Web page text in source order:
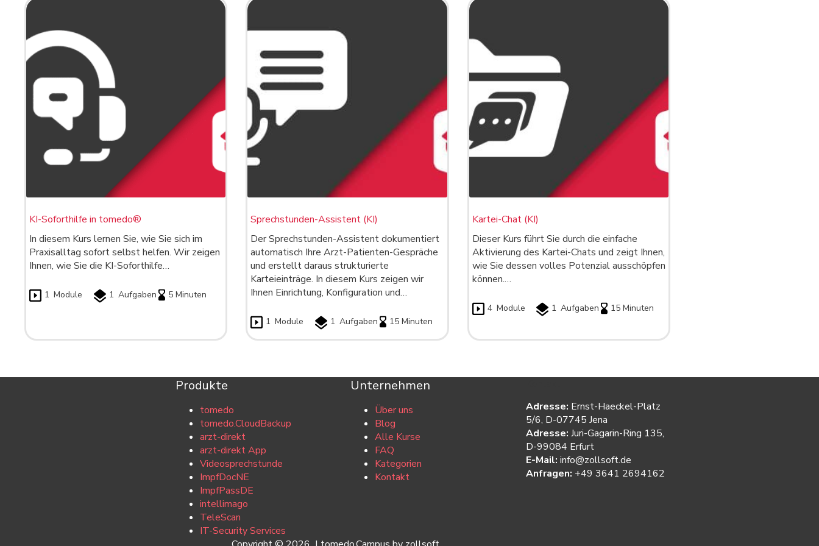
KI-Soforthilfe in tomedo®
In diesem Kurs lernen Sie, wie Sie sich im
Praxisalltag sofort selbst helfen. Wir zeigen
Ihnen, wie Sie die KI-Soforthilfe…
1 Module 1 Aufgaben 5 Minuten
Sprechstunden-Assistent (KI)
Der Sprechstunden-Assistent dokumentiert
automatisch Ihre Arzt-Patienten-Gespräche
und erstellt daraus strukturierte
Karteieinträge. In diesem Kurs zeigen wir
Ihnen Einrichtung, Konfiguration und…
1 Module 1 Aufgaben 15 Minuten
Kartei-Chat (KI)
Dieser Kurs führt Sie durch die einfache
Aktivierung des Kartei-Chats und zeigt Ihnen,
wie Sie dessen volles Potenzial ausschöpfen
können.…
4 Module 1 Aufgaben 15 Minuten
Produkte
tomedo
tomedo.CloudBackup
arzt-direkt
arzt-direkt App
Videosprechstunde
ImpfDocNE
ImpfPassDE
intellimago
TeleScan
IT-Security Services
Unternehmen
Über uns
Blog
Alle Kurse
FAQ
Kategorien
Kontakt
Adresse: Ernst-Haeckel-Platz
5/6, D-07745 Jena
Adresse: Juri-Gagarin-Ring 135,
D-99084 Erfurt
E-Mail: info@zollsoft.de
Anfragen: +49 3641 2694162